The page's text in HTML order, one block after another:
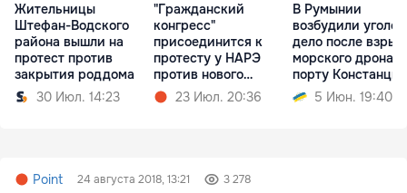
Жительницы
Штефан-Водского
района вышли на
протест против
закрытия роддома
30 Июл. 14:23
"Гражданский
конгресс"
присоединится к
протесту у НАРЭ
против нового
тарифного шока
23 Июл. 20:36
В Румынии
возбудили
дело после
морского дрона в
порту Констанцы
5 Июн. 19:40
Point 24 августа 2018, 13:21 3 278